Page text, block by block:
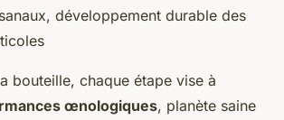
développement durable des
bouteille, chaque étape vise à
œnologiques, planète saine